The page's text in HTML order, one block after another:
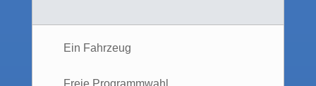
Ein Fahrzeug
Freie Programmwahl